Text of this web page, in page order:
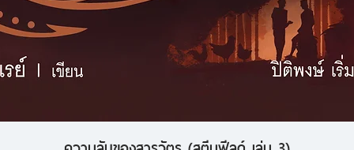
ดูข้อมูลด่วน